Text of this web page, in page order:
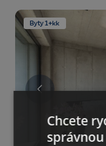
Byty 1+kk
Chcete